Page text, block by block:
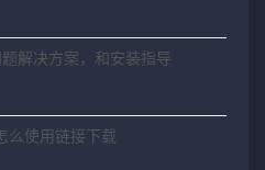
解决方案，和安装指导
么使用链接下载